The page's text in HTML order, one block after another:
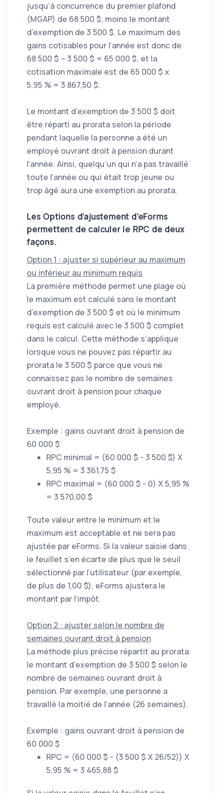
jusqu’à concurrence du premier plafond
(MGAP) de 68 500 $, moins le montant
d’exemption de 3 500 $. Le maximum des
gains cotisables pour l’année est donc de
68 500 $ – 3 500 $ = 65 000 $, et la
cotisation maximale est de 65 000 $ x
5,95 % = 3 867,50 $.
Le montant d’exemption de 3 500 $ doit
être réparti au prorata selon la période
pendant laquelle la personne a été un
employé ouvrant droit à pension durant
l’année. Ainsi, quelqu’un qui n’a pas travaillé
toute l’année ou qui était trop jeune ou
trop âgé aura une exemption au prorata.
Les Options d’ajustement d’eForms
permettent de calculer le RPC de deux
façons.
Option 1 : ajuster si supérieur au maximum
ou inférieur au minimum requis
La première méthode permet une plage où
le maximum est calculé sans le montant
d’exemption de 3 500 $ et où le minimum
requis est calculé avec le 3 500 $ complet
dans le calcul. Cette méthode s’applique
lorsque vous ne pouvez pas répartir au
prorata le 3 500 $ parce que vous ne
connaissez pas le nombre de semaines
ouvrant droit à pension pour chaque
employé.
Exemple : gains ouvrant droit à pension de
60 000 $
RPC minimal = (60 000 $ - 3 500 $) X
5,95 % = 3 361,75 $
RPC maximal = (60 000 $ - 0) X 5,95 %
= 3 570,00 $
Toute valeur entre le minimum et le
maximum est acceptable et ne sera pas
ajustée par eForms. Si la valeur saisie dans
le feuillet s’en écarte de plus que le seuil
sélectionné par l’utilisateur (par exemple,
de plus de 1,00 $), eForms ajustera le
montant par l’impôt.
Option 2 : ajuster selon le nombre de
semaines ouvrant droit à pension
La méthode plus précise répartit au prorata
le montant d’exemption de 3 500 $ selon le
nombre de semaines ouvrant droit à
pension. Par exemple, une personne a
travaillé la moitié de l’année (26 semaines).
Exemple : gains ouvrant droit à pension de
60 000 $
RPC = (60 000 $ - (3 500 $ X 26/52)) X
5,95 % = 3 465,88 $